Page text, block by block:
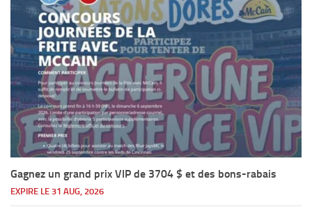
Gagnez un grand prix VIP de 3704 $ et des bons-rabais
EXPIRE LE 31 AUG, 2026